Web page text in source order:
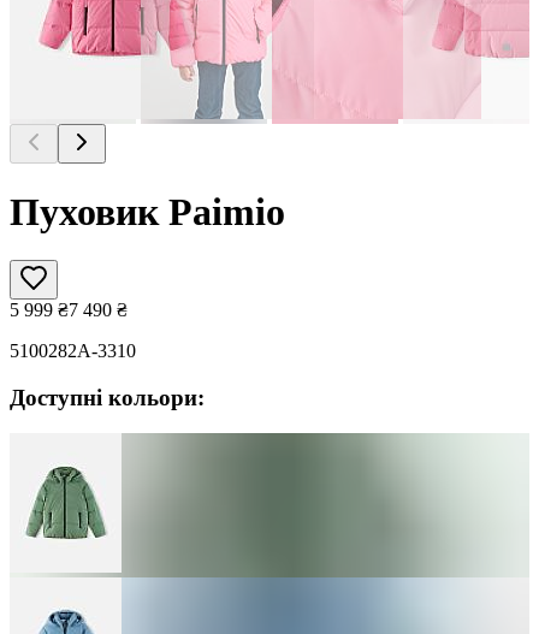
Пуховик Paimio
5 999 ₴7 490 ₴
5100282A-3310
Доступні кольори: